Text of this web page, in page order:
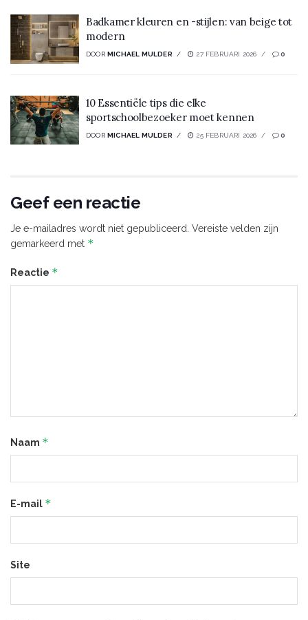
Badkamer kleuren en -stijlen: van beige tot
modern
DOOR MICHAEL MULDER 27 FEBRUARI 2026 0
10 Essentiële tips die elke
sportschoolbezoeker moet kennen
DOOR MICHAEL MULDER 25 FEBRUARI 2026 0
Geef een reactie
Je e-mailadres wordt niet gepubliceerd. Vereiste velden zijn
gemarkeerd met *
Reactie *
Naam *
E-mail *
Site